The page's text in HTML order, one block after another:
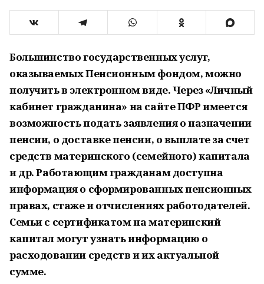
Большинство государственных услуг,
оказываемых Пенсионным фондом, можно
получить в электронном виде. Через «Личный
кабинет гражданина» на сайте ПФР имеется
возможность подать заявления о назначении
пенсии, о доставке пенсии, о выплате за счет
средств материнского (семейного) капитала
и др. Работающим гражданам доступна
информация о сформированных пенсионных
правах, стаже и отчислениях работодателей.
Семьи с сертификатом на материнский
капитал могут узнать информацию о
расходовании средств и их актуальной
сумме.